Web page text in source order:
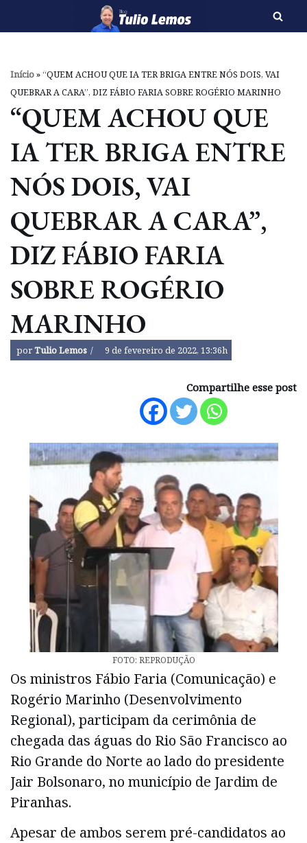
o
conteúdo
Início»“QUEM ACHOU QUE IA TER BRIGA ENTRE NÓS DOIS, VAI
QUEBRAR A CARA”, DIZ FÁBIO FARIA SOBRE ROGÉRIO MARINHO
“QUEM ACHOU QUE
IA TER BRIGA ENTRE
NÓS DOIS, VAI
QUEBRAR A CARA”,
DIZ FÁBIO FARIA
SOBRE ROGÉRIO
MARINHO
porTulio Lemos 9 de fevereiro de 2022, 13:36h
Compartilhe esse post
FOTO: REPRODUÇÃO
Os ministros Fábio Faria (Comunicação) e
Rogério Marinho (Desenvolvimento
Regional), participam da cerimônia de
chegada das águas do Rio São Francisco ao
Rio Grande do Norte ao lado do presidente
Jair Bolsonaro, no município de Jardim de
Piranhas.
Apesar de ambos serem pré-candidatos ao